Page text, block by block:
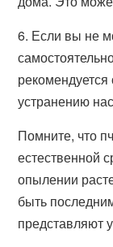
6. Если вы не
устранению
Помните, что
естественной
опылении
быть
представляют